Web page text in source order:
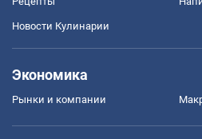
Новости Кулинарии
Экономика
Рынки и компании